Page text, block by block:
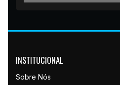
INSTITUCIONAL
Sobre Nós